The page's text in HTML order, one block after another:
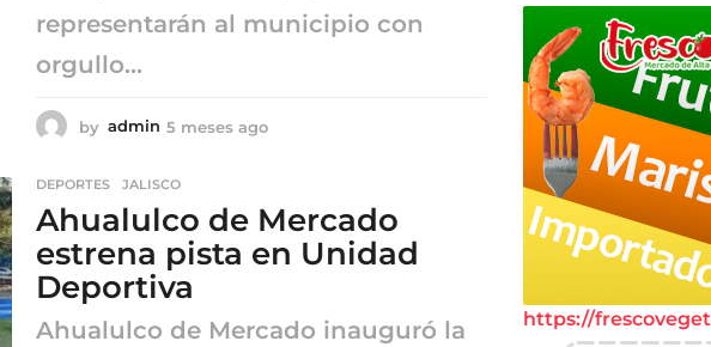
representarán al municipio con
orgullo...
by admin 5 meses ago
e
a
DEPORTES ,JALISCO
Ahualulco de Mercado
estrena pista en Unidad
Deportiva
Ahualulco de Mercado inauguró la
https://